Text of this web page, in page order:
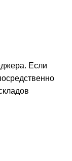
Если